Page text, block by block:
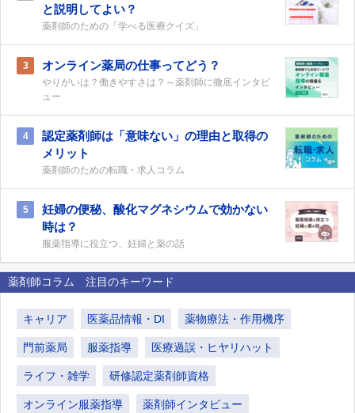
と説明してよい？
薬剤師のための「学べる医療クイズ」
3 オンライン薬局の仕事ってどう？
やりがいは？働きやすさは？～薬剤師に徹底インタビ
ュー
4
認定薬剤師は「意味ない」の理由と取得の
メリット
薬剤師のための転職・求人コラム
5
妊婦の便秘、酸化マグネシウムで効かない
時は？
服薬指導に役立つ、妊婦と薬の話
薬剤師コラム 注目のキーワード
キャリア 医薬品情報・DI 薬物療法・作用機序
門前薬局 服薬指導 医療過誤・ヒヤリハット
ライフ・雑学 研修認定薬剤師資格
オンライン服薬指導 薬剤師インタビュー